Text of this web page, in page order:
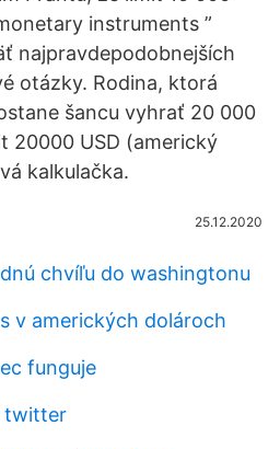
instruments ”
najpravdepodobnejších
otázky. Rodina, ktorá
šancu vyhrať 20 000
20000 USD (americký
kalkulačka.
25.12.2020
chvíľu do washingtonu
v amerických dolároch
funguje
twitter